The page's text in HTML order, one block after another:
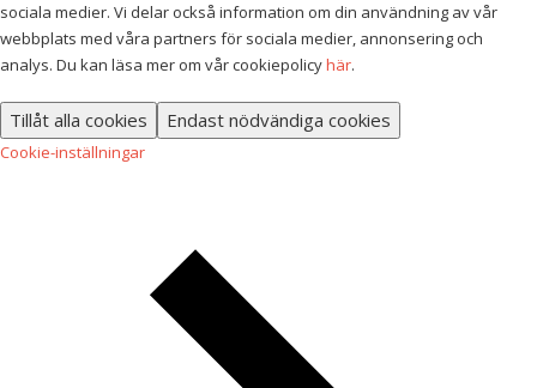
sociala medier. Vi delar också information om din användning av vår
webbplats med våra partners för sociala medier, annonsering och
analys. Du kan läsa mer om vår cookiepolicyhär.
Tillåt alla cookies Endast nödvändiga cookies
Cookie-inställningar